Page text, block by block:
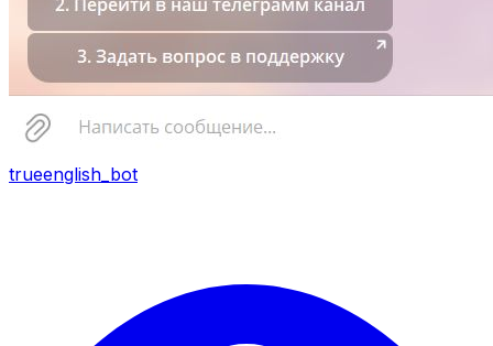
trueenglish_bot